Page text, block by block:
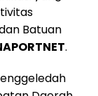
Batuan
.